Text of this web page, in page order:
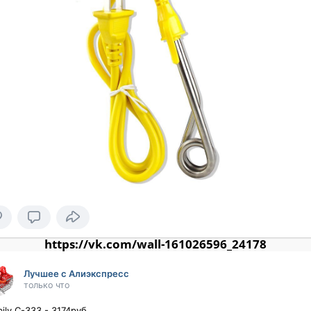
https://vk.com/wall-161026596_24178
Лучшее с Алиэкспресс
только что